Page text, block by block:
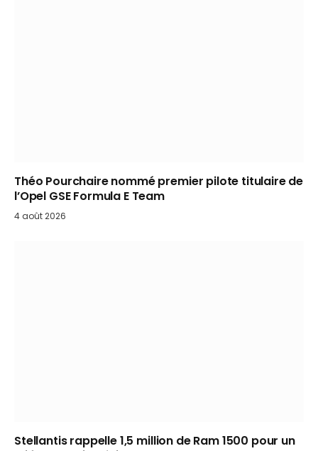
Théo Pourchaire nommé premier pilote titulaire de
l’Opel GSE Formula E Team
4 août 2026
Stellantis rappelle 1,5 million de Ram 1500 pour un